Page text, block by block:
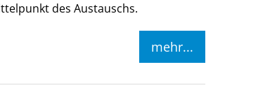
des Austauschs.
mehr...